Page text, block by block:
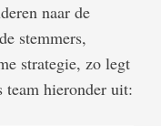
naar de
stemmers,
strategie, zo legt
team hieronder uit: